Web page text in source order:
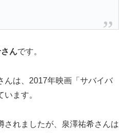
んです。
んは、2017年映画「サバイバ
ます。
されましたが、泉澤祐希さんは